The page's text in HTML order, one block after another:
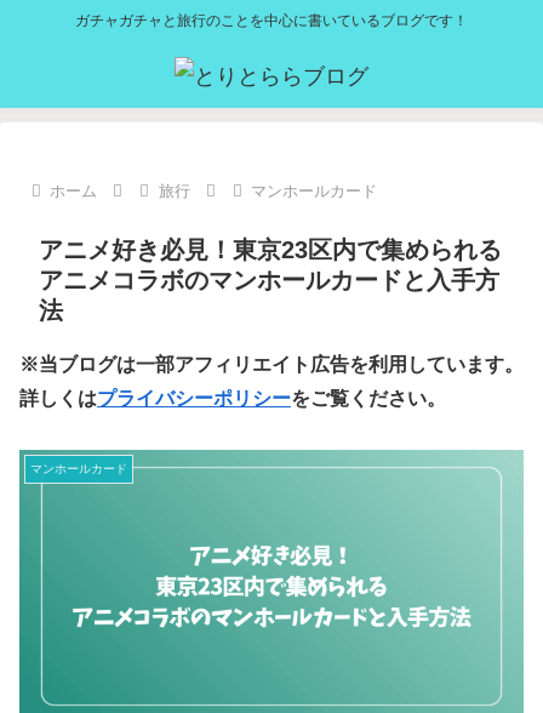
ガチャガチャと旅行のことを中心に書いているブログです！
ホーム 旅行 マンホールカード
アニメ好き必見！東京23区内で集められる
アニメコラボのマンホールカードと入手方
法
※当ブログは一部アフィリエイト広告を利用しています。
詳しくはプライバシーポリシーをご覧ください。
マンホールカード